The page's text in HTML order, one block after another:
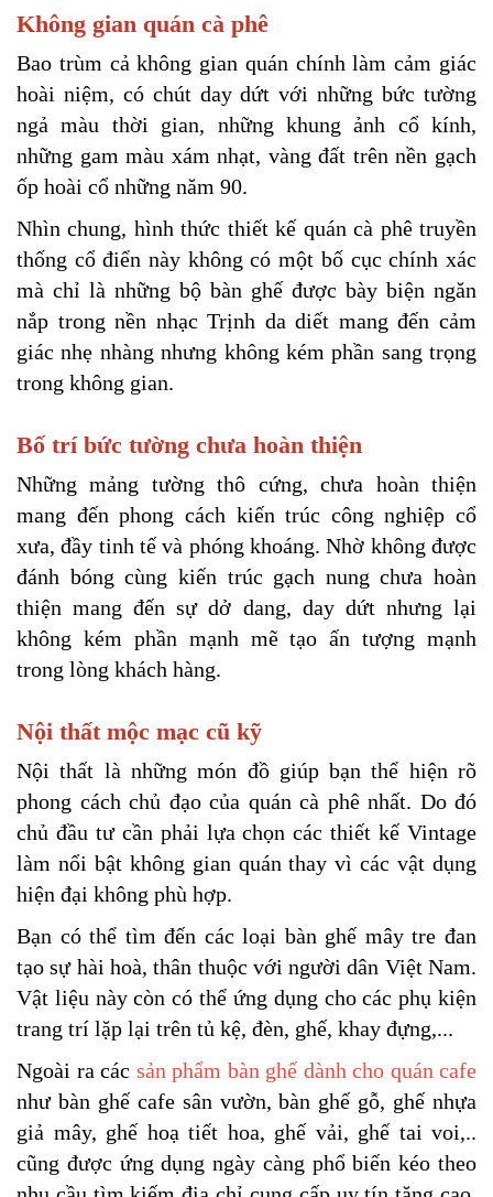
Không gian quán cà phê
Bao trùm cả không gian quán chính làm cảm giác
hoài niệm, có chút day dứt với những bức tường
ngả màu thời gian, những khung ảnh cổ kính,
những gam màu xám nhạt, vàng đất trên nền gạch
ốp hoài cổ những năm 90.
Nhìn chung, hình thức thiết kế quán cà phê truyền
thống cổ điển này không có một bố cục chính xác
mà chỉ là những bộ bàn ghế được bày biện ngăn
nắp trong nền nhạc Trịnh da diết mang đến cảm
giác nhẹ nhàng nhưng không kém phần sang trọng
trong không gian.
Bố trí bức tường chưa hoàn thiện
Những mảng tường thô cứng, chưa hoàn thiện
mang đến phong cách kiến trúc công nghiệp cổ
xưa, đầy tinh tế và phóng khoáng. Nhờ không được
đánh bóng cùng kiến trúc gạch nung chưa hoàn
thiện mang đến sự dở dang, day dứt nhưng lại
không kém phần mạnh mẽ tạo ấn tượng mạnh
trong lòng khách hàng.
Nội thất mộc mạc cũ kỹ
Nội thất là những món đồ giúp bạn thể hiện rõ
phong cách chủ đạo của quán cà phê nhất. Do đó
chủ đầu tư cần phải lựa chọn các thiết kế Vintage
làm nổi bật không gian quán thay vì các vật dụng
hiện đại không phù hợp.
Bạn có thể tìm đến các loại bàn ghế mây tre đan
tạo sự hài hoà, thân thuộc với người dân Việt Nam.
Vật liệu này còn có thể ứng dụng cho các phụ kiện
trang trí lặp lại trên tủ kệ, đèn, ghế, khay đựng,...
Ngoài ra các sản phẩm bàn ghế dành cho quán cafe
như bàn ghế cafe sân vườn, bàn ghế gỗ, ghế nhựa
giả mây, ghế hoạ tiết hoa, ghế vải, ghế tai voi,..
cũng được ứng dụng ngày càng phổ biến kéo theo